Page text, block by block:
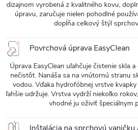
dizajnom vyrobená z kvalitného kovu,
úpravu, zaručuje nielen pohodlné
dopĺňa celkový štýl
Povrchová úprava EasyClean
Úprava EasyClean uľahčuje čistenie skla
nečistôt. Nanáša sa na vnútornú stranu
vodou. Vďaka hydrofóbnej vrstve
ľahšie udržuje. Vrstva vydrží niekoľko
vhodné ju oživiť špeciálnym